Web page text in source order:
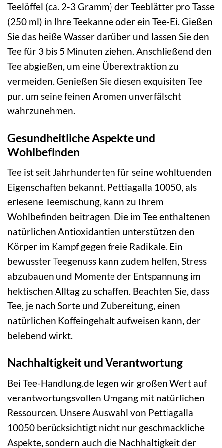
Teelöffel (ca. 2-3 Gramm) der Teeblätter pro Tasse
(250 ml) in Ihre Teekanne oder ein Tee-Ei. Gießen
Sie das heiße Wasser darüber und lassen Sie den
Tee für 3 bis 5 Minuten ziehen. Anschließend den
Tee abgießen, um eine Überextraktion zu
vermeiden. Genießen Sie diesen exquisiten Tee
pur, um seine feinen Aromen unverfälscht
wahrzunehmen.
Gesundheitliche Aspekte und
Wohlbefinden
Tee ist seit Jahrhunderten für seine wohltuenden
Eigenschaften bekannt. Pettiagalla 10050, als
erlesene Teemischung, kann zu Ihrem
Wohlbefinden beitragen. Die im Tee enthaltenen
natürlichen Antioxidantien unterstützen den
Körper im Kampf gegen freie Radikale. Ein
bewusster Teegenuss kann zudem helfen, Stress
abzubauen und Momente der Entspannung im
hektischen Alltag zu schaffen. Beachten Sie, dass
Tee, je nach Sorte und Zubereitung, einen
natürlichen Koffeingehalt aufweisen kann, der
belebend wirkt.
Nachhaltigkeit und Verantwortung
Bei Tee-Handlung.de legen wir großen Wert auf
verantwortungsvollen Umgang mit natürlichen
Ressourcen. Unsere Auswahl von Pettiagalla
10050 berücksichtigt nicht nur geschmackliche
Aspekte, sondern auch die Nachhaltigkeit der